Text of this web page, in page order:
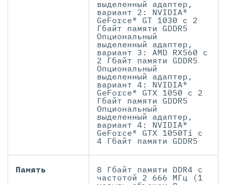
выделенный адаптер,
вариант 2: NVIDIA®
GeForce® GT 1030 с 2
Гбайт памяти GDDR5
Опциональный
выделенный адаптер,
вариант 3: AMD RX560 с
2 Гбайт памяти GDDR5
Опциональный
выделенный адаптер,
вариант 4: NVIDIA®
GeForce® GTX 1050 с 2
Гбайт памяти GDDR5
Опциональный
выделенный адаптер,
вариант 4: NVIDIA®
GeForce® GTX 1050Ti с
4 Гбайт памяти GDDR5
Память
8 Гбайт памяти DDR4 с
частотой 2 666 МГц (1